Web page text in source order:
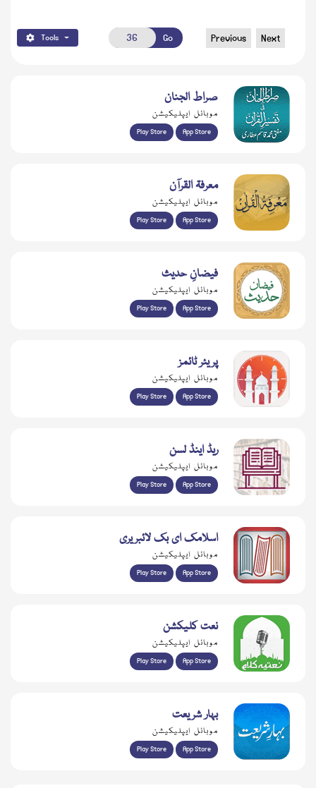
Tools Go Previous Next
صراط الجنان
موبائل ایپلیکیشن
Play Store App Store
معرفۃ القرآن
موبائل ایپلیکیشن
Play Store App Store
فیضانِ حدیث
موبائل ایپلیکیشن
Play Store App Store
پریئر ٹائمز
موبائل ایپلیکیشن
Play Store App Store
ریڈ اینڈ لسن
موبائل ایپلیکیشن
Play Store App Store
اسلامک ای بک لائبریری
موبائل ایپلیکیشن
Play Store App Store
نعت کلیکشن
موبائل ایپلیکیشن
Play Store App Store
بہار شریعت
موبائل ایپلیکیشن
Play Store App Store